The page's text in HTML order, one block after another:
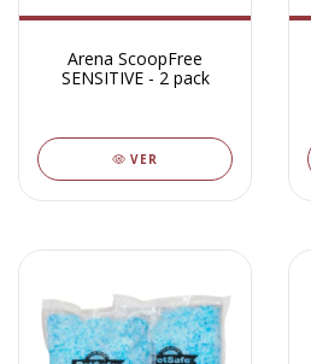
Arena ScoopFree
SENSITIVE - 2 pack
VER